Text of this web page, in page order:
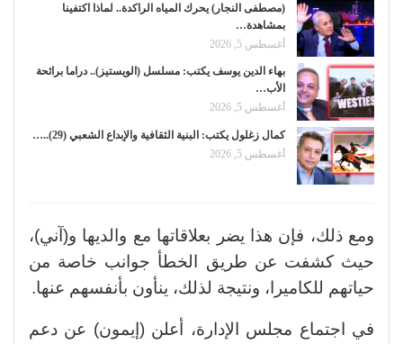
(مصطفى النجار) يحرك المياه الراكدة.. لماذا اكتفينا
بمشاهدة…
أغسطس 5, 2026
بهاء الدين يوسف يكتب: مسلسل (الويستيز).. دراما برائحة
الأب…
أغسطس 5, 2026
كمال زغلول يكتب: البنية الثقافية والإبداع الشعبي (29)..…
أغسطس 5, 2026
ومع ذلك، فإن هذا يضر بعلاقاتها مع والديها و(آني)،
حيث كشفت عن طريق الخطأ جوانب خاصة من
حياتهم للكاميرا، ونتيجة لذلك، ينأون بأنفسهم عنها.
في اجتماع مجلس الإدارة، أعلن (إيمون) عن دعم